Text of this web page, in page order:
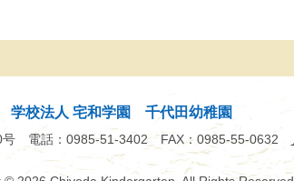
学校法人 宅和学園 千代田幼稚園
電話：0985-51-3402FAX：0985-55-0632